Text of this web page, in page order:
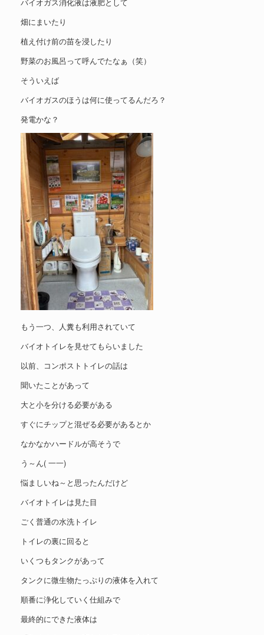
畑にまいたり
植え付け前の苗を浸したり
野菜のお風呂って呼んでたなぁ（笑）
そういえば
バイオガスのほうは何に使ってるんだろ？
発電かな？
もう一つ、人糞も利用されていて
バイオトイレを見せてもらいました
以前、コンポストトイレの話は
聞いたことがあって
大と小を分ける必要がある
すぐにチップと混ぜる必要があるとか
なかなかハードルが高そうで
う～ん( 一一)
悩ましいね～と思ったんだけど
バイオトイレは見た目
ごく普通の水洗トイレ
トイレの裏に回ると
いくつもタンクがあって
タンクに微生物たっぷりの液体を入れて
順番に浄化していく仕組みで
最終的にできた液体は